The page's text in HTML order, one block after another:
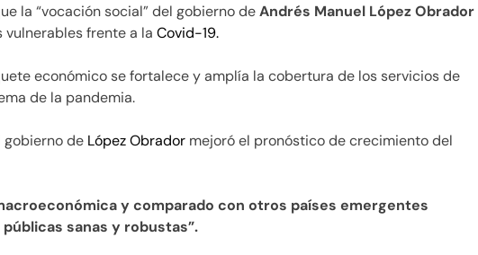
la “vocación social” del gobierno deAndrés Manuel López Obrador
frente a la Covid-19.
económico se fortalece y amplía la cobertura de los servicios de
de la pandemia.
gobierno de López Obrador mejoró el pronóstico de crecimiento del
y comparado con otros países emergentes
sanas y robustas”.